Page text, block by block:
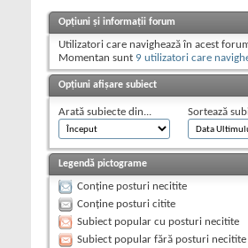
Opțiuni și informații forum
Utilizatori care navighează în acest
Momentan sunt 9 utilizatori care
Opțiuni afișare subiect
Arată subiecte din... Sortează
Legendă pictograme
Conține posturi necitite
Conține posturi citite
Subiect popular cu posturi necitite
Subiect popular fără posturi necitite